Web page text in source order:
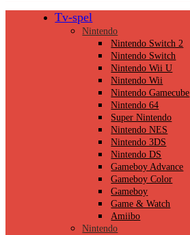
Tv-spel
Nintendo
Nintendo Switch 2
Nintendo Switch
Nintendo Wii U
Nintendo Wii
Nintendo Gamecube
Nintendo 64
Super Nintendo
Nintendo NES
Nintendo 3DS
Nintendo DS
Gameboy Advance
Gameboy Color
Gameboy
Game & Watch
Amiibo
Nintendo